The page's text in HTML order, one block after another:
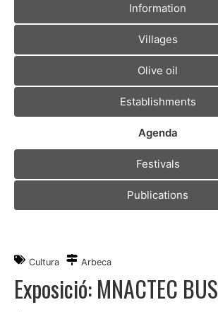
Information
Villages
Olive oil
Establishments
Agenda
Festivals
Publications
Cultura Arbeca
Exposició: MNACTEC BUS